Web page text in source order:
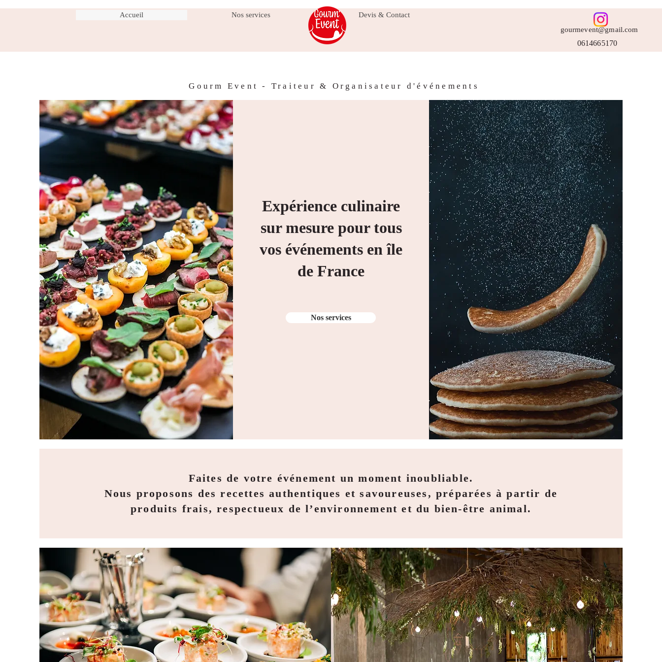
Accueil Nos services
Devis & Contact
gourmevent@gmail.com
0614665170
Gourm Event - Traiteur & Organisateur d'événements
Expérience culinaire
sur mesure pour tous
vos événements en île
de France
Nos services
Faites de votre événement un moment inoubliable.
Nous proposons des recettes authentiques et savoureuses, préparées à partir de
produits frais, respectueux de l’environnement et du bien-être animal.